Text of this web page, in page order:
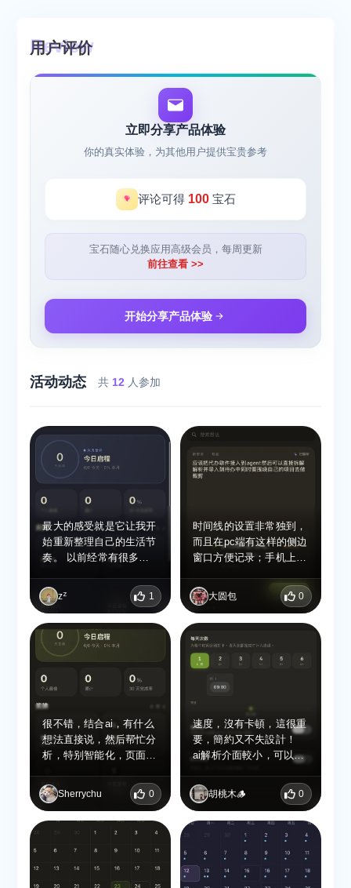
用户评价
立即分享产品体验
你的真实体验，为其他用户提供宝贵参考
评论可得 100宝石
宝石随心兑换应用高级会员，每周更新
前往查看 >>
开始分享产品体验
活动动态 共 12 人参加
最大的感受就是它让我开
始重新整理自己的生活节
奏。 以前经常有很多想
记或者拖延。Kenotex可
以很方便地记录任务、安
排时间，把零散的事情整
理成清晰的计划，让每天
要做什么更加明确。 喜
有太多复杂功能，上手很
安排、习惯培养都有一定
帮助。 对于想提高自律
能力、减少拖延、管理时
间的人来说，这是一款值
得尝试的软件。希望后续
可以继续优化功能，让使
用体验越来越好。
zᙆ 1
时间线的设置非常独到，
而且在pc端有这样的侧边
窗口方便记录；手机上的
大圆包 0
很不错，结合ai，有什么
想法直接说，然后帮忙分
析，特别智能化，页面很
很多事
Sherrychu 0
速度，沒有卡頓，這很重
要，簡約又不失設計！
ai解析介面較小，可以半
音舒服沒有粵語。可以考
慮增加一下，需要嘗試使
胡桃木🪵 0